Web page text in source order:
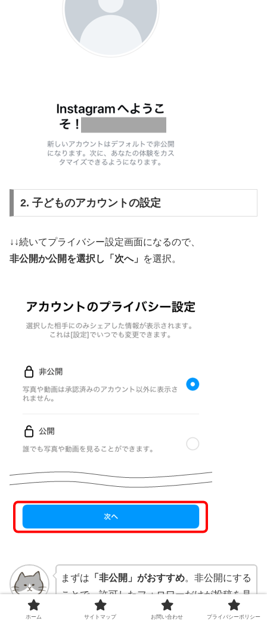
2. 子どものアカウントの設定
↓↓続いてプライバシー設定画面になるので、
非公開か公開を選択し「次へ」
を選択。
kusanagi
まずは 「非公開」がおすすめ。非公開にする
ことで、許可したフォロワーだけが投稿を見
ることができ、プライバシー保護が強化され
ホーム サイトマップ お問い合わせ プライバシーポリシー